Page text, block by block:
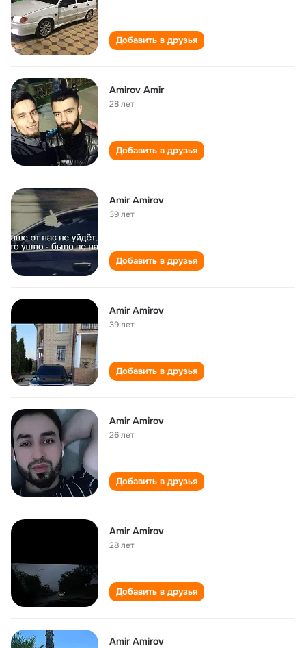
Добавить в друзья
Amirov Amir
28 лет
Добавить в друзья
Amir Amirov
39 лет
Добавить в друзья
Amir Amirov
39 лет
Добавить в друзья
Amir Amirov
26 лет
Добавить в друзья
Amir Amirov
28 лет
Добавить в друзья
Amir Amirov